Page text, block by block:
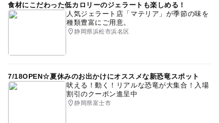
食材にこだわった低カロリーのジェラートも楽しめる！
人気ジェラート店「マテリア」が季節の味を
種類豊富にご用意。
静岡県浜松市浜名区
7/18OPEN☆夏休みのお出かけにオススメな新恐竜スポット
吠える！動く！リアルな恐竜が大集合！入場
割引のクーポン進呈中
静岡県富士市